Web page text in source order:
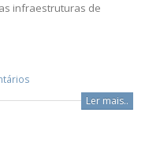
infraestruturas de
Ler mais..